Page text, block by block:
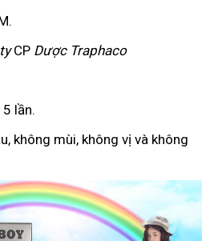
CP Dược Traphaco
lần.
không mùi, không vị và không